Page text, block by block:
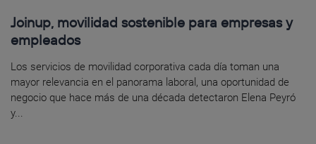
Joinup, movilidad sostenible para empresas y
empleados
Los servicios de movilidad corporativa cada día toman una
mayor relevancia en el panorama laboral, una oportunidad de
negocio que hace más de una década detectaron Elena Peyró
y...